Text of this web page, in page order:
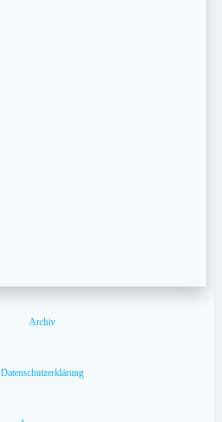
Archiv
Datenschutzerklärung